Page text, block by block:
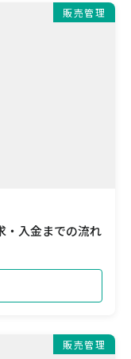
販売管理
・入金までの流れ
販売管理